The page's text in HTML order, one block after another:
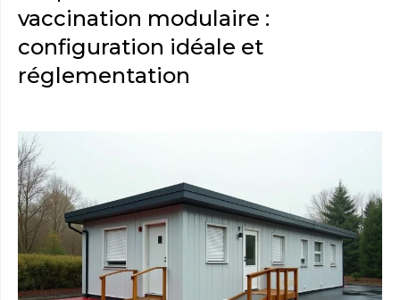
vaccination modulaire :
configuration idéale et
réglementation